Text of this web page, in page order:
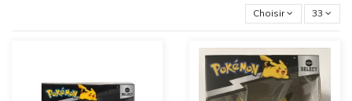
Choisir 33